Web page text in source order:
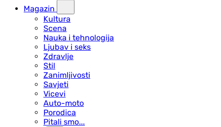
Magazin
Kultura
Scena
Nauka i tehnologija
Ljubav i seks
Zdravlje
Stil
Zanimljivosti
Savjeti
Vicevi
Auto-moto
Porodica
Pitali smo...